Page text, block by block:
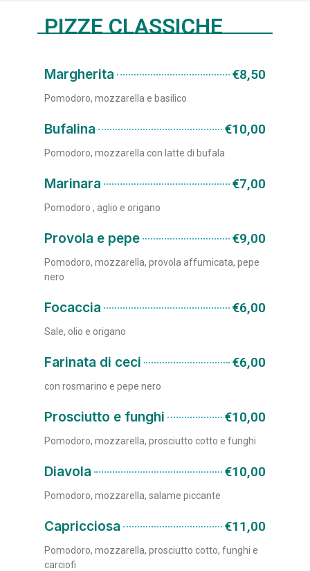
PIZZE CLASSICHE
Margherita €8,50
Pomodoro, mozzarella e basilico
Bufalina €10,00
Pomodoro, mozzarella con latte di bufala
Marinara €7,00
Pomodoro , aglio e origano
Provola e pepe €9,00
Pomodoro, mozzarella, provola affumicata, pepe
nero
Focaccia €6,00
Sale, olio e origano
Farinata di ceci €6,00
con rosmarino e pepe nero
Prosciutto e funghi €10,00
Pomodoro, mozzarella, prosciutto cotto e funghi
Diavola €10,00
Pomodoro, mozzarella, salame piccante
Capricciosa €11,00
Pomodoro, mozzarella, prosciutto cotto, funghi e
carciofi